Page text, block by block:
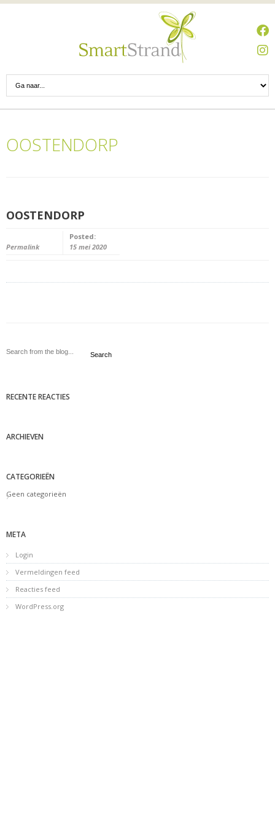
OOSTENDORP
OOSTENDORP
Permalink
Posted:
15 mei 2020
Search
RECENTE REACTIES
ARCHIEVEN
CATEGORIEËN
Geen categorieën
META
Login
Vermeldingen feed
Reacties feed
WordPress.org